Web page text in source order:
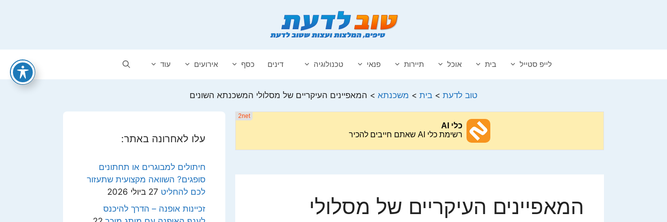
לייפ סטייל בית אוכל תיירות פנאי טכנולוגיה דינים כסף אירועים עוד
טוב לדעת > בית > משכנתא > המאפיינים העיקריים של מסלולי המשכנתא השונים
המאפיינים העיקריים של מסלולי
עלו לאחרונה באתר:
חיתולים למבוגרים או תחתונים
סופגים? השוואה מקצועית שתעזור
לכם להחליט 27 ביולי 2026
זכיינות אופנה – הדרך להיכנס